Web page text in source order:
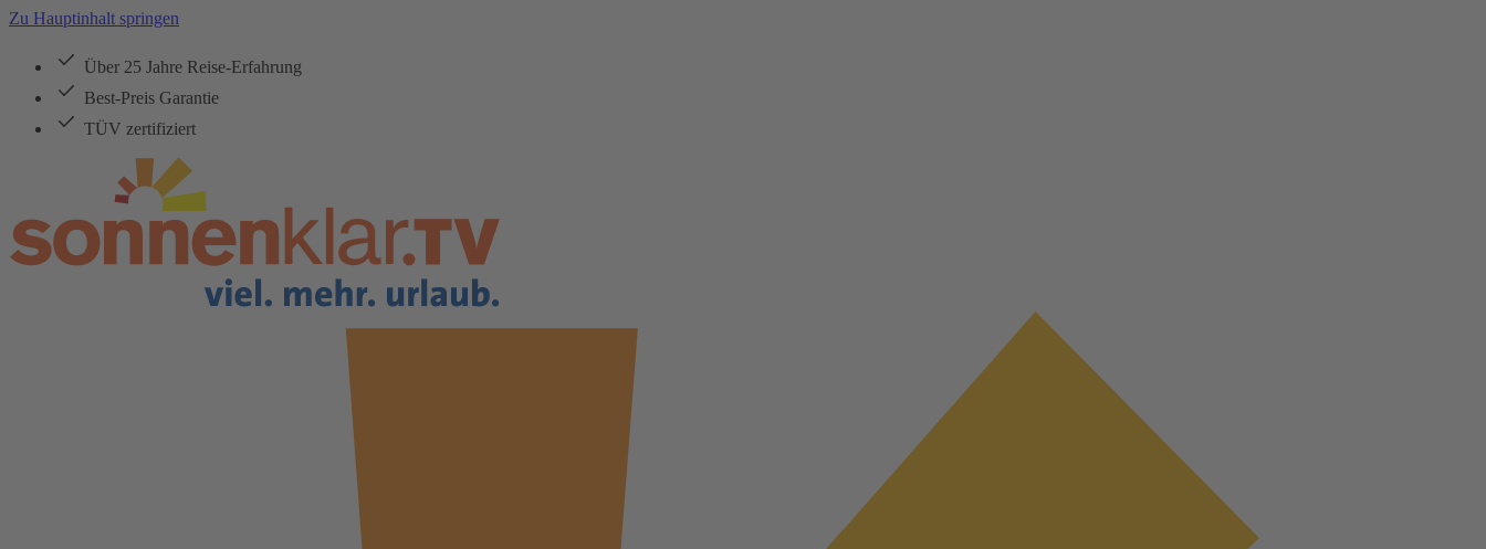
Zu Hauptinhalt springen
Über 25 Jahre Reise-Erfahrung
Best-Preis Garantie
TÜV zertifiziert